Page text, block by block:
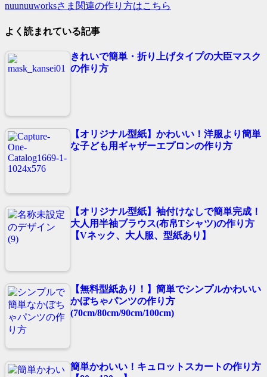
nuunuuworksさま関連の作り方はこちら
よく読まれている記事
きれいで簡単・折り上げタイプの大臣マスク
の作り方
【オリジナル型紙】かわいい！洋服より簡単
な子ども用ギャザーエプロンの作り方
【オリジナル型紙】袖付けなしで簡単完成！
大人用半袖ブラウス(布帛Tシャツ)の作り方
【Vネック、大人服、型紙あり】
【無料型紙あり！】簡単でシンプルかわいい
かぼちゃパンツの作り方
(70cm/80cm/90cm/100cm)
簡単かわいい！キュロットスカートの作り方